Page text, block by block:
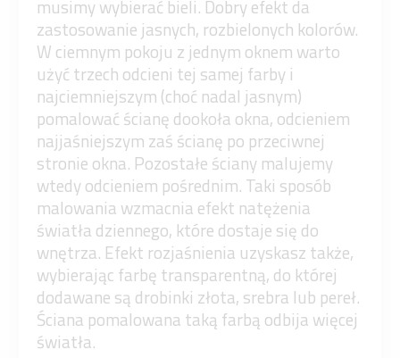
musimy wybierać bieli. Dobry efekt da
zastosowanie jasnych, rozbielonych kolorów.
W ciemnym pokoju z jednym oknem warto
użyć trzech odcieni tej samej farby i
najciemniejszym (choć nadal jasnym)
pomalować ścianę dookoła okna, odcieniem
najjaśniejszym zaś ścianę po przeciwnej
stronie okna. Pozostałe ściany malujemy
wtedy odcieniem pośrednim. Taki sposób
malowania wzmacnia efekt natężenia
światła dziennego, które dostaje się do
wnętrza. Efekt rozjaśnienia uzyskasz także,
wybierając farbę transparentną, do której
dodawane są drobinki złota, srebra lub pereł.
Ściana pomalowana taką farbą odbija więcej
światła.